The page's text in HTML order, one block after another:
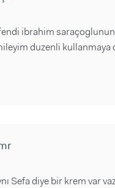
ibrahim
duzenli kullanmaya
Sefa diye bir krem var